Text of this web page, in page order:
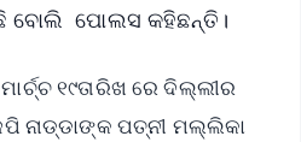
ବୋଲି ପୋଲସ କହିଛନ୍ତି।
୧୯ତାରିଖ ରେ ଦିଲ୍ଲୀର
ନାଡ୍ଡାଙ୍କ ପତ୍ନୀ ମଲ୍ଲିକା